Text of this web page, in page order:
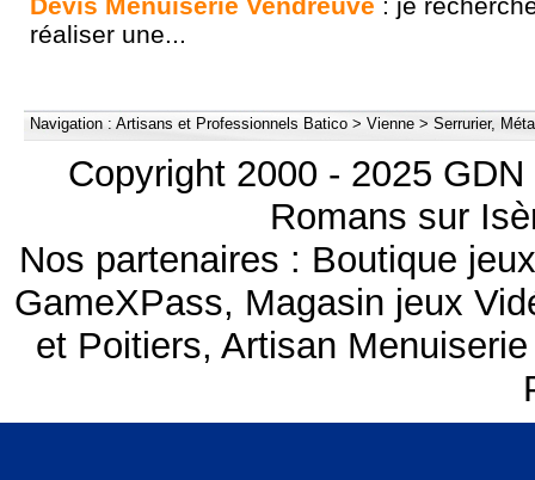
réaliser une...
Navigation : Artisans et Professionnels Batico > Vienne > Serrurier,
Copyright 2000 - 2025
Romans sur
Nos partenaires : Boutique
GameXPass, Magasin jeux
et Poitiers, Artisan